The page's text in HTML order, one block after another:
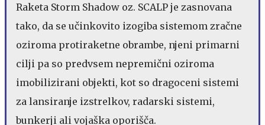
Raketa Storm Shadow oz. SCALP je zasnovana
tako, da se učinkovito izogiba sistemom zračne
oziroma protiraketne obrambe, njeni primarni
cilji pa so predvsem nepremični oziroma
imobilizirani objekti, kot so dragoceni sistemi
za lansiranje izstrelkov, radarski sistemi,
bunkerji ali vojaška oporišča.